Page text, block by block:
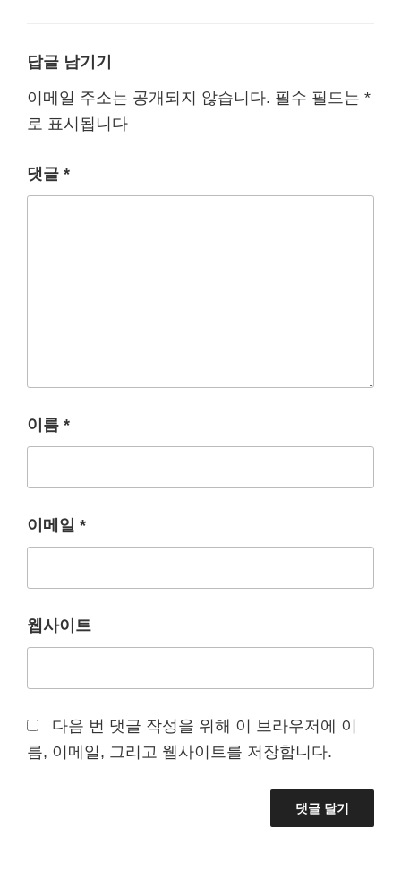
답글 남기기
이메일 주소는 공개되지 않습니다. 필수 필드는 *
로 표시됩니다
댓글 *
이름 *
이메일 *
웹사이트
다음 번 댓글 작성을 위해 이 브라우저에 이
름, 이메일, 그리고 웹사이트를 저장합니다.